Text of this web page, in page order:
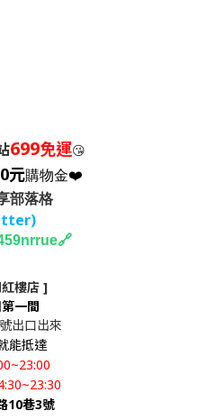
699免運😘
元購物金❤️
部落格
)
🔗
樓店 ]
一間
出口出來
能抵達
10巷3號